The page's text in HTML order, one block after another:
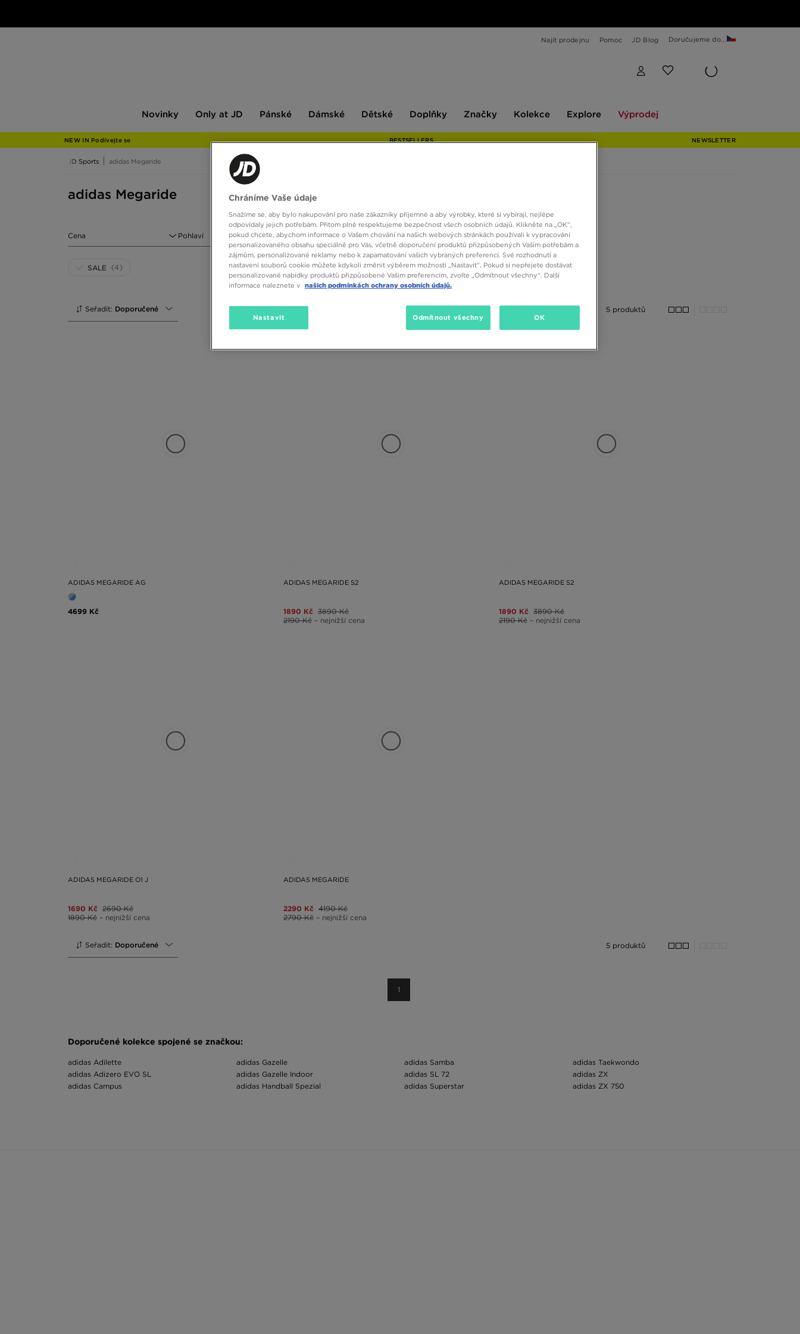
Najít prodejnu Pomoc JD Blog Doručujeme do...
Novinky
JD
Only at JD Pánské Dámské Dětské Doplňky Značky Kolekce Explore Výprodej
NEW IN Podívejte se BESTSELLERS NEWSLETTER
JD Sports adidas Megaride
adidas Megaride
Cena Pohlaví Velikost Barva
SALE (4)
Seřadit: Doporučené 5 produktů
ADIDAS MEGARIDE AG
4699 Kč
ADIDAS MEGARIDE S2
1890 Kč 3890 Kč
2190 Kč – nejnižší cena
ADIDAS MEGARIDE S2
1890 Kč 3890 Kč
2190 Kč – nejnižší cena
ADIDAS MEGARIDE O1 J
1690 Kč 2690 Kč
1890 Kč – nejnižší cena
ADIDAS MEGARIDE
2290 Kč 4190 Kč
2790 Kč – nejnižší cena
Seřadit: Doporučené 5 produktů
1
Doporučené kolekce spojené se značkou:
adidas Adilette
adidas Adizero EVO SL
adidas Campus
adidas Gazelle
adidas Gazelle Indoor
adidas Handball Spezial
adidas Samba
adidas SL 72
adidas Superstar
adidas Taekwondo
adidas ZX
adidas ZX 750
Chráníme Vaše údaje
Snažíme se, aby bylo nakupování pro naše zákazníky příjemné a aby výrobky, které si vybírají, nejlépe
odpovídaly jejich potřebám. Přitom plně respektujeme bezpečnost všech osobních údajů. Klikněte na „OK“,
pokud chcete, abychom informace o Vašem chování na našich webových stránkách používali k vypracování
personalizovaného obsahu speciálně pro Vás, včetně doporučení produktů přizpůsobených Vašim potřebám a
zájmům, personalizované reklamy nebo k zapamatování vašich vybraných preferencí. Své rozhodnutí a
nastavení souborů cookie můžete kdykoli změnit výběrem možnosti „Nastavit“. Pokud si nepřejete dostávat
personalizované nabídky produktů přizpůsobené Vašim preferencím, zvolte „Odmítnout všechny“. Další
informace naleznete v našich podmínkách ochrany osobních údajů.
Nastavit Odmítnout všechny OK